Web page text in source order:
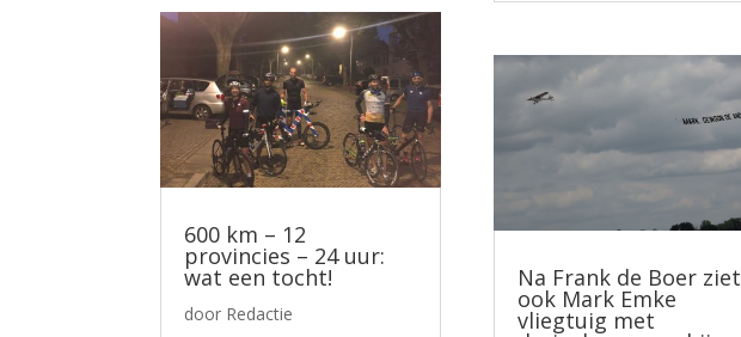
600 km – 12
provincies – 24 uur:
wat een tocht!
door Redactie
Na Frank de Boer ziet
ook Mark Emke
vliegtuig met